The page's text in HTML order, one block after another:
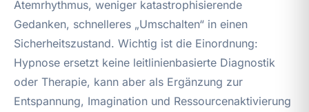
Atemrhythmus, weniger katastrophisierende
Gedanken, schnelleres „Umschalten“ in einen
Sicherheitszustand. Wichtig ist die Einordnung:
Hypnose ersetzt keine leitlinienbasierte Diagnostik
oder Therapie, kann aber als Ergänzung zur
Entspannung, Imagination und Ressourcenaktivierung